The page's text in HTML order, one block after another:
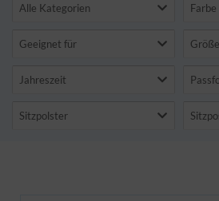
Alle Kategorien Farbe
Geeignet für Größe
Jahreszeit
Sitzpolster